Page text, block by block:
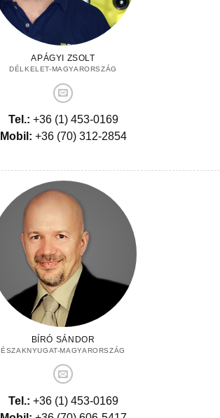
APÁGYI ZSOLT
DÉLKELET-MAGYARORSZÁG
Tel.: +36 (1) 453-0169
Mobil: +36 (70) 312-2854
BÍRÓ SÁNDOR
ÉSZAKNYUGAT-MAGYARORSZÁG
Tel.: +36 (1) 453-0169